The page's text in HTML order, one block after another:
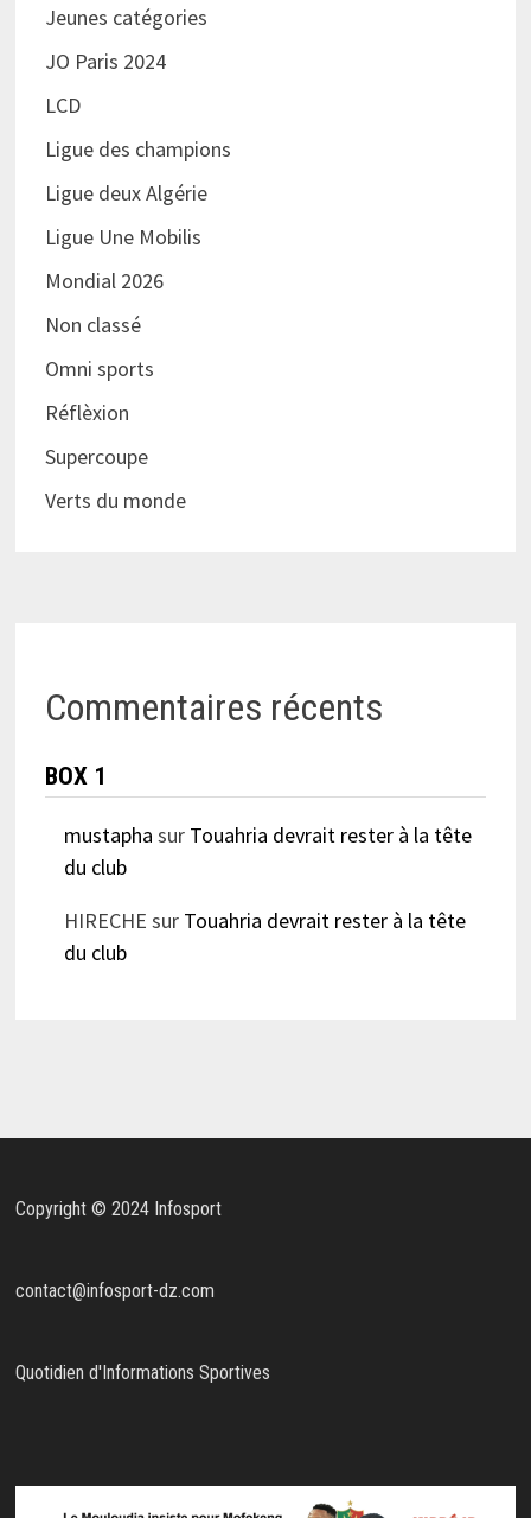
Jeunes catégories
JO Paris 2024
LCD
Ligue des champions
Ligue deux Algérie
Ligue Une Mobilis
Mondial 2026
Non classé
Omni sports
Réflèxion
Supercoupe
Verts du monde
Commentaires récents
BOX 1
mustapha sur Touahria devrait rester à la tête
du club
HIRECHE sur Touahria devrait rester à la tête
du club
Copyright © 2024 Infosport
contact@infosport-dz.com
Quotidien d'Informations Sportives